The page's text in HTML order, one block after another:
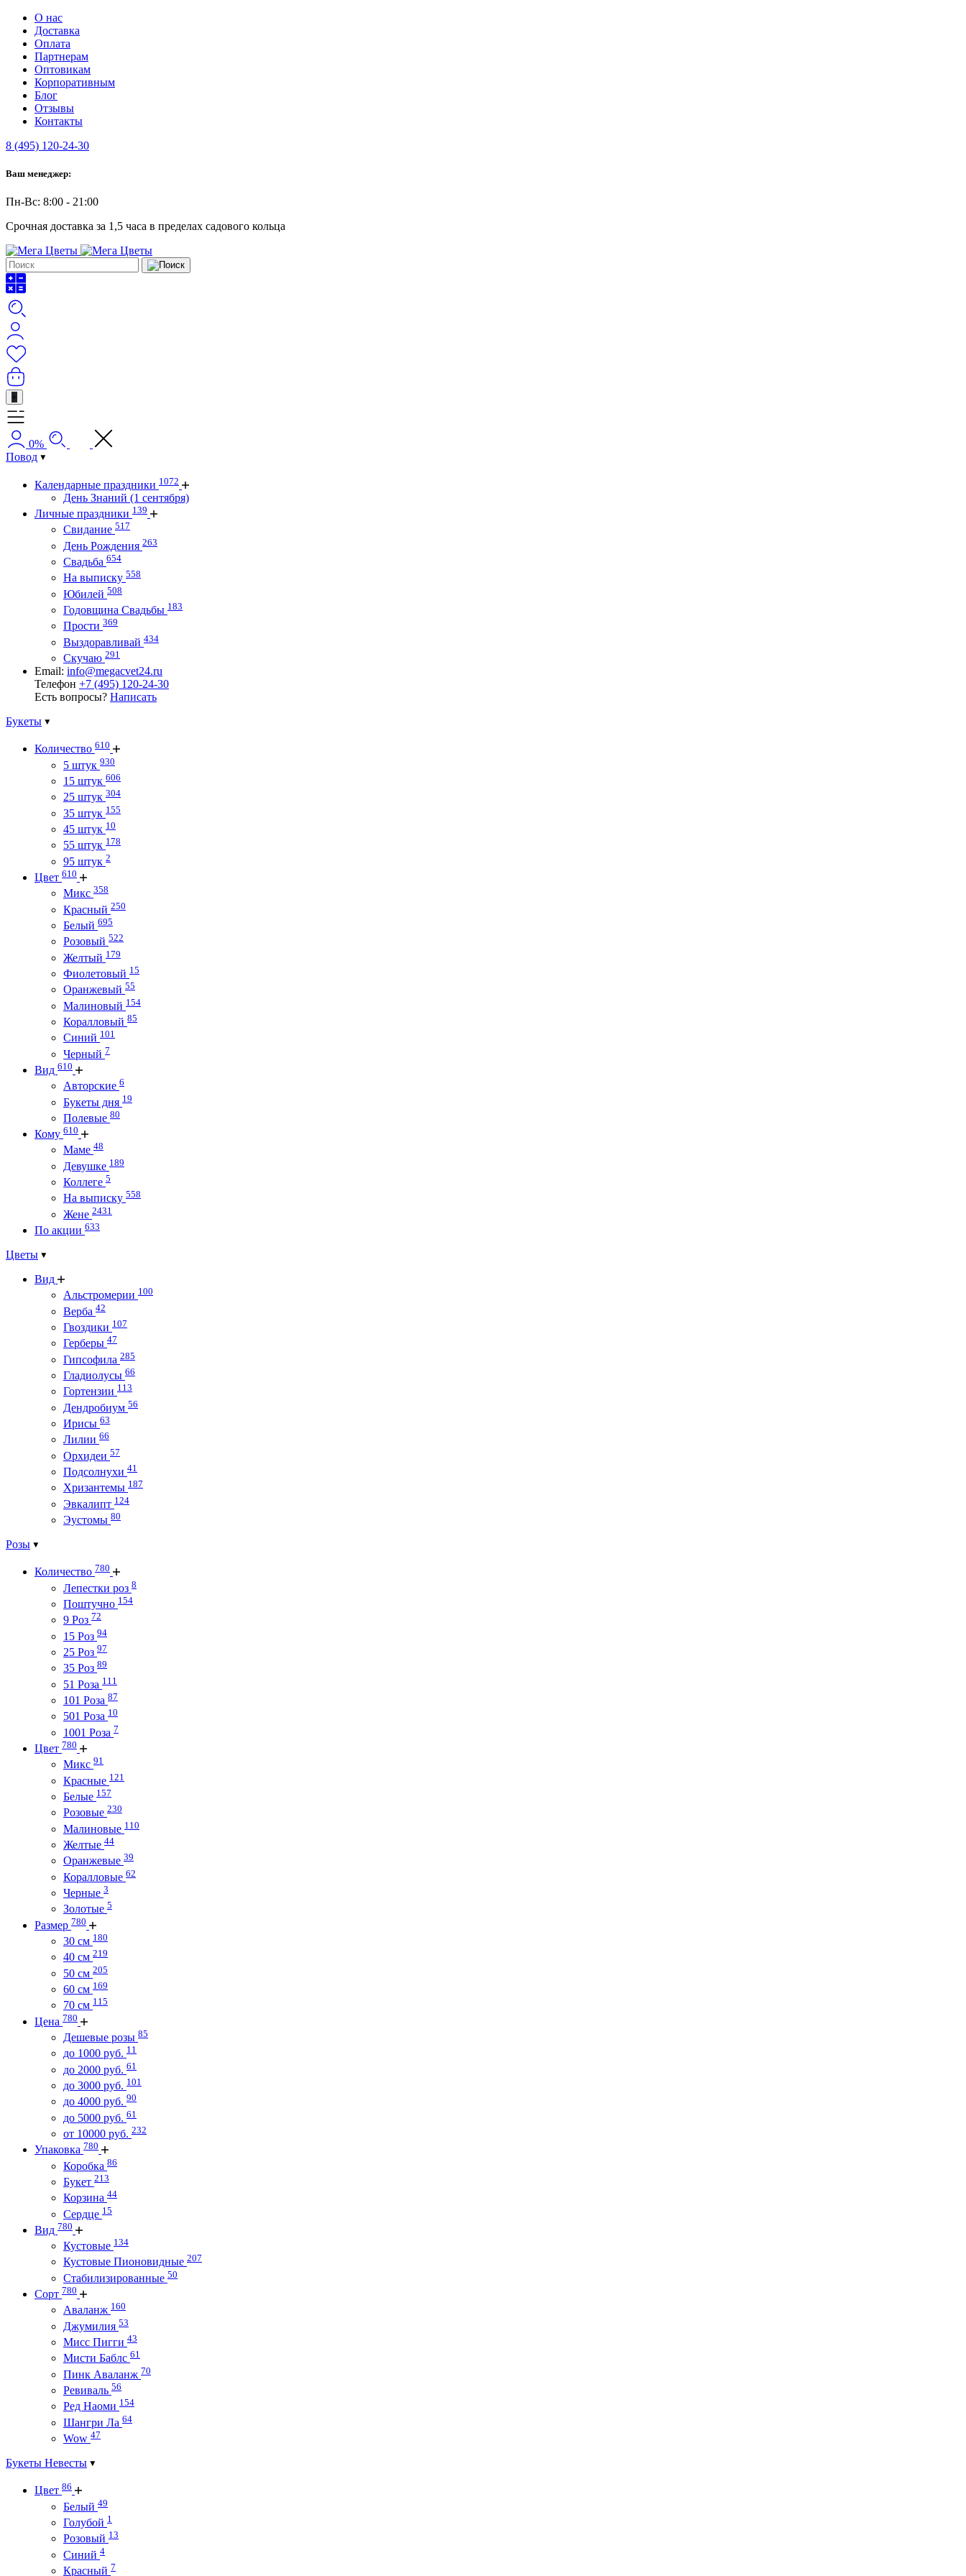
О нас
Доставка
Оплата
Партнерам
Оптовикам
Корпоративным
Блог
Отзывы
Контакты
8 (495) 120-24-30
Ваш менеджер:
Пн-Вс: 8:00 - 21:00
Срочная доставка за 1,5 часа в пределах садового кольца
+
0%
Повод
Календарные праздники 1072
День Знаний (1 сентября)
Личные праздники 139
Свидание 517
День Рождения 263
Свадьба 654
На выписку 558
Юбилей 508
Годовщина Свадьбы 183
Прости 369
Выздоравливай 434
Скучаю 291
Email: info@megacvet24.ru
Телефон +7 (495) 120-24-30
Есть вопросы? Написать
Букеты
Количество 610
5 штук 930
15 штук 606
25 штук 304
35 штук 155
45 штук 10
55 штук 178
95 штук 2
Цвет 610
Микс 358
Красный 250
Белый 695
Розовый 522
Желтый 179
Фиолетовый 15
Оранжевый 55
Малиновый 154
Коралловый 85
Синий 101
Черный 7
Вид 610
Авторские 6
Букеты дня 19
Полевые 80
Кому 610
Маме 48
Девушке 189
Коллеге 5
На выписку 558
Жене 2431
По акции 633
Цветы
Вид
Альстромерии 100
Верба 42
Гвоздики 107
Герберы 47
Гипсофила 285
Гладиолусы 66
Гортензии 113
Дендробиум 56
Ирисы 63
Лилии 66
Орхидеи 57
Подсолнухи 41
Хризантемы 187
Эвкалипт 124
Эустомы 80
Розы
Количество 780
Лепестки роз 8
Поштучно 154
9 Роз 72
15 Роз 94
25 Роз 97
35 Роз 89
51 Роза 111
101 Роза 87
501 Роза 10
1001 Роза 7
Цвет 780
Микс 91
Красные 121
Белые 157
Розовые 230
Малиновые 110
Желтые 44
Оранжевые 39
Коралловые 62
Черные 3
Золотые 5
Размер 780
30 см 180
40 см 219
50 см 205
60 см 169
70 см 115
Цена 780
Дешевые розы 85
до 1000 руб. 11
до 2000 руб. 61
до 3000 руб. 101
до 4000 руб. 90
до 5000 руб. 61
от 10000 руб. 232
Упаковка 780
Коробка 86
Букет 213
Корзина 44
Сердце 15
Вид 780
Кустовые 134
Кустовые Пионовидные 207
Стабилизированные 50
Сорт 780
Аваланж 160
Джумилия 53
Мисс Пигги 43
Мисти Баблс 61
Пинк Аваланж 70
Ревиваль 56
Ред Наоми 154
Шангри Ла 64
Wow 47
Букеты Невесты
Цвет 86
Белый 49
Голубой 1
Розовый 13
Синий 4
Красный 7